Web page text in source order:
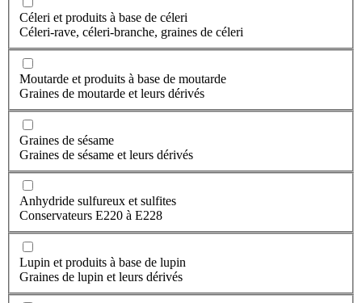
Céleri et produits à base de céleri
Céleri-rave, céleri-branche, graines de céleri
Moutarde et produits à base de moutarde
Graines de moutarde et leurs dérivés
Graines de sésame
Graines de sésame et leurs dérivés
Anhydride sulfureux et sulfites
Conservateurs E220 à E228
Lupin et produits à base de lupin
Graines de lupin et leurs dérivés